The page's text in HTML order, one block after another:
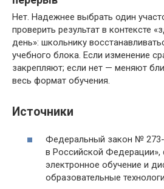
Нет. Надежнее выбрать один
проверить результат в контексте
день»: школьнику
учебного блока. Если изменение
закрепляют; если нет — меняют
весь формат обучения.
Источники
Федеральный закон №
в Российской Федерации»,
электронное обучение и
образовательные